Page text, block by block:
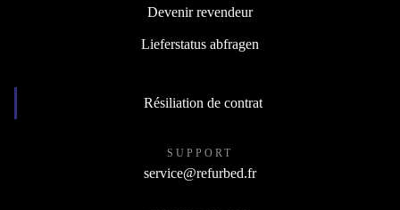
Devenir revendeur
Lieferstatus abfragen
Résiliation de contrat
SUPPORT
service@refurbed.fr